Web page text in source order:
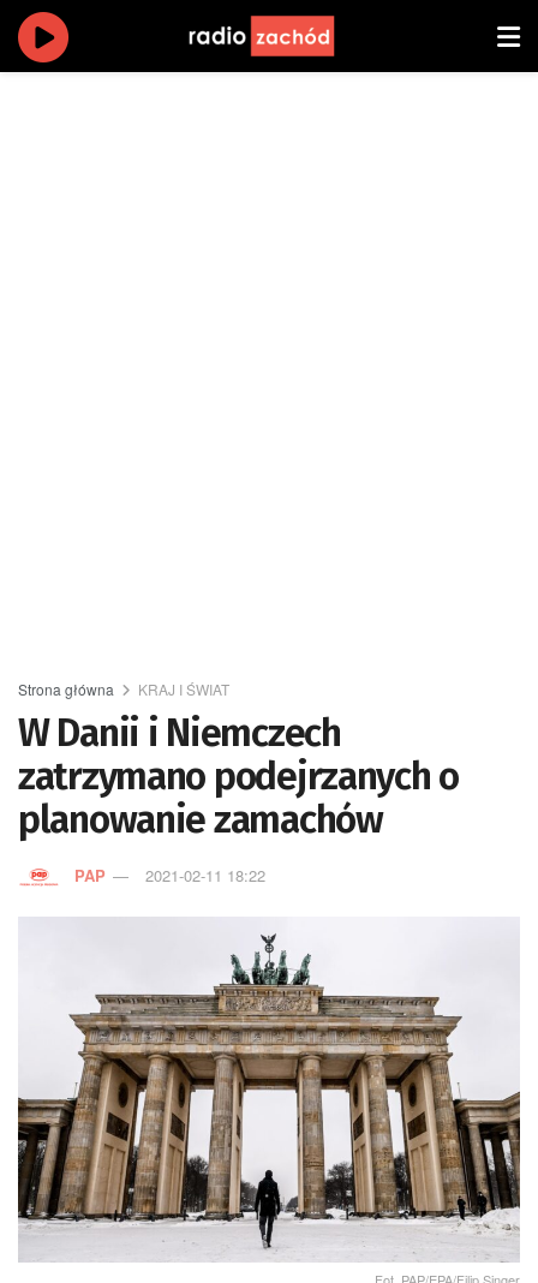
Strona główna KRAJ I ŚWIAT
W Danii i Niemczech
zatrzymano podejrzanych o
planowanie zamachów
PAP 2021-02-11 18:22